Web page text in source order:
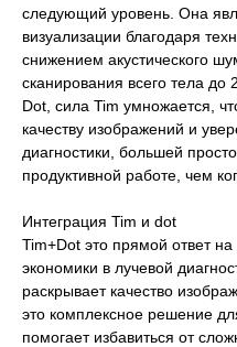
следующий уровень. Она
визуализации благодаря
снижением акустического
сканирования всего тела до
Dot, сила Tim умножается,
качеству изображений и
диагностики, большей
продуктивной работе, чем
Интеграция Tim и dot
Tim+Dot это прямой ответ
экономики в лучевой
раскрывает качество
это комплексное решение
помогает избавиться от